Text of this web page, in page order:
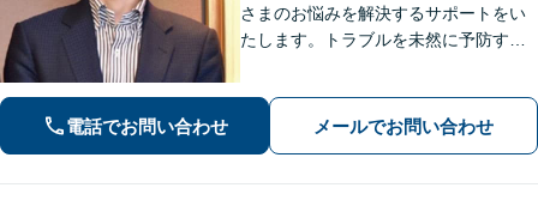
さまのお悩みを解決するサポートをい
たします。トラブルを未然に予防する
電話でお問い合わせ メールでお問い合わせ